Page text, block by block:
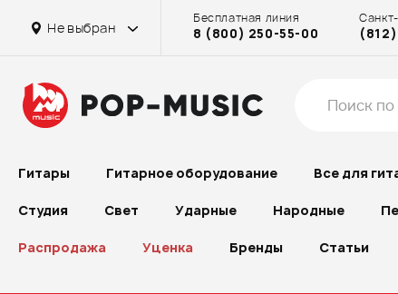
Не выбран
Бесплатная линия
8 (800) 250-55-00
Гитары Гитарное оборудование Все для
Студия Свет Ударные Народные
Распродажа Уценка Бренды Статьи